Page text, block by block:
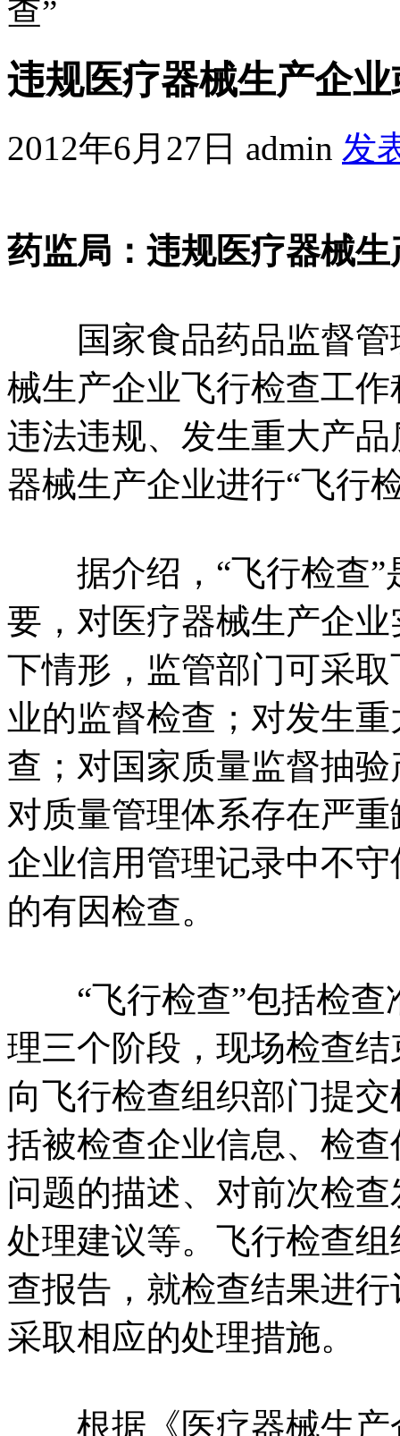
查”
违规医疗器械生产企
2012年6月27日 admin 发
药监局：违规医疗器械
国家食品药品监督管
械生产企业飞行检查工
违法违规、发生重大产
器械生产企业进行“飞行
据介绍，“飞行检查”
要，对医疗器械生产企
下情形，监管部门可采
业的监督检查；对发生
查；对国家质量监督抽
对质量管理体系存在严
企业信用管理记录中不
的有因检查。
“飞行检查”包括检查
理三个阶段，现场检查
向飞行检查组织部门提
括被检查企业信息、检
问题的描述、对前次检
处理建议等。飞行检查
查报告，就检查结果进
采取相应的处理措施。
根据《医疗器械生产